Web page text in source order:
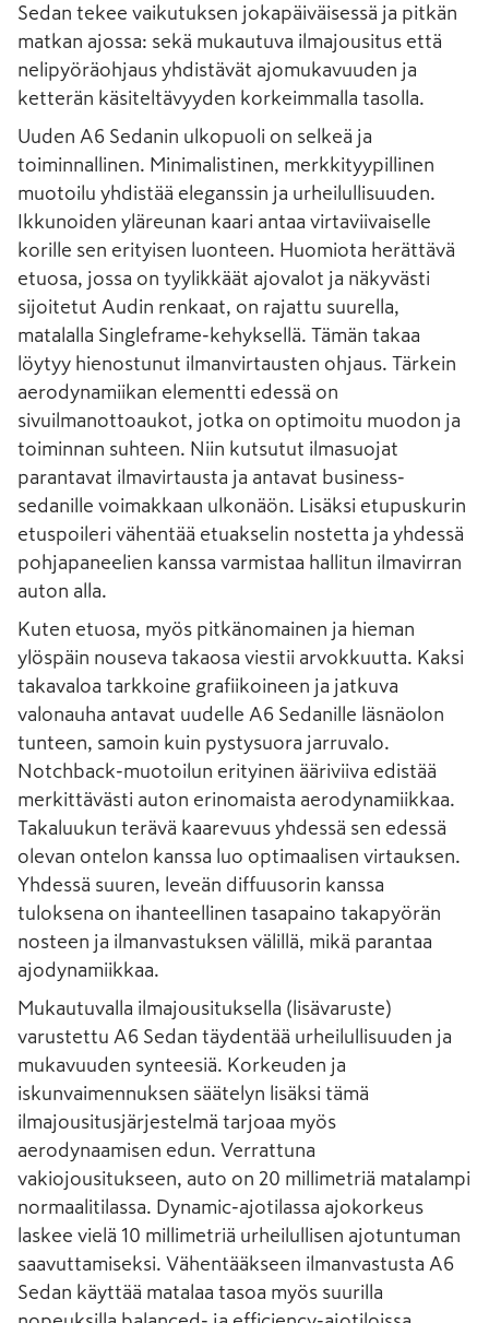
Sedan tekee vaikutuksen jokapäiväisessä ja pitkän
matkan ajossa: sekä mukautuva ilmajousitus että
nelipyöräohjaus yhdistävät ajomukavuuden ja
ketterän käsiteltävyyden korkeimmalla tasolla.
Uuden A6 Sedanin ulkopuoli on selkeä ja
toiminnallinen. Minimalistinen, merkkityypillinen
muotoilu yhdistää eleganssin ja urheilullisuuden.
Ikkunoiden yläreunan kaari antaa virtaviivaiselle
korille sen erityisen luonteen. Huomiota herättävä
etuosa, jossa on tyylikkäät ajovalot ja näkyvästi
sijoitetut Audin renkaat, on rajattu suurella,
matalalla Singleframe-kehyksellä. Tämän takaa
löytyy hienostunut ilmanvirtausten ohjaus. Tärkein
aerodynamiikan elementti edessä on
sivuilmanottoaukot, jotka on optimoitu muodon ja
toiminnan suhteen. Niin kutsutut ilmasuojat
parantavat ilmavirtausta ja antavat business-
sedanille voimakkaan ulkonäön. Lisäksi etupuskurin
etuspoileri vähentää etuakselin nostetta ja yhdessä
pohjapaneelien kanssa varmistaa hallitun ilmavirran
auton alla.
Kuten etuosa, myös pitkänomainen ja hieman
ylöspäin nouseva takaosa viestii arvokkuutta. Kaksi
takavaloa tarkkoine grafiikoineen ja jatkuva
valonauha antavat uudelle A6 Sedanille läsnäolon
tunteen, samoin kuin pystysuora jarruvalo.
Notchback-muotoilun erityinen ääriviiva edistää
merkittävästi auton erinomaista aerodynamiikkaa.
Takaluukun terävä kaarevuus yhdessä sen edessä
olevan ontelon kanssa luo optimaalisen virtauksen.
Yhdessä suuren, leveän diffuusorin kanssa
tuloksena on ihanteellinen tasapaino takapyörän
nosteen ja ilmanvastuksen välillä, mikä parantaa
ajodynamiikkaa.
Mukautuvalla ilmajousituksella (lisävaruste)
varustettu A6 Sedan täydentää urheilullisuuden ja
mukavuuden synteesiä. Korkeuden ja
iskunvaimennuksen säätelyn lisäksi tämä
ilmajousitusjärjestelmä tarjoaa myös
aerodynaamisen edun. Verrattuna
vakiojousitukseen, auto on 20 millimetriä matalampi
normaalitilassa. Dynamic-ajotilassa ajokorkeus
laskee vielä 10 millimetriä urheilullisen ajotuntuman
saavuttamiseksi. Vähentääkseen ilmanvastusta A6
Sedan käyttää matalaa tasoa myös suurilla